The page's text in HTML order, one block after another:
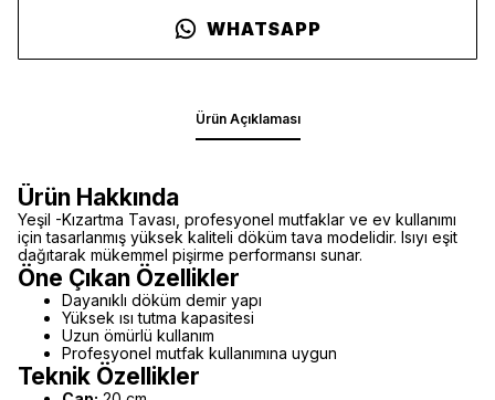
WHATSAPP
Ürün Açıklaması
Ürün Hakkında
Yeşil -Kızartma Tavası, profesyonel mutfaklar ve ev kullanımı
için tasarlanmış yüksek kaliteli döküm tava modelidir. Isıyı eşit
dağıtarak mükemmel pişirme performansı sunar.
Öne Çıkan Özellikler
Dayanıklı döküm demir yapı
Yüksek ısı tutma kapasitesi
Uzun ömürlü kullanım
Profesyonel mutfak kullanımına uygun
Teknik Özellikler